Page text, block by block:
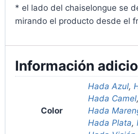
* el lado del chaiselongue se
mirando el producto desde el
Información
Color
Hada Azul,
Hada Camel,
Hada
Hada Plata,